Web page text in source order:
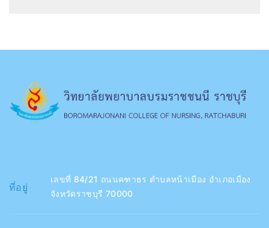
ที่อยู่
เลขที่ 84/21 ถนนคฑาธร ตำบลหน้าเมือง อำเภอเมือง
จังหวัดราชบุรี 70000